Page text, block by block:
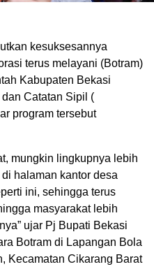
kesuksesannya
terus melayani (Botram)
Kabupaten Bekasi
Catatan Sipil (
program tersebut
mungkin lingkupnya lebih
halaman kantor desa
ini, sehingga terus
masyarakat lebih
ujar Pj Bupati Bekasi
Botram di Lapangan Bola
Kecamatan Cikarang Barat